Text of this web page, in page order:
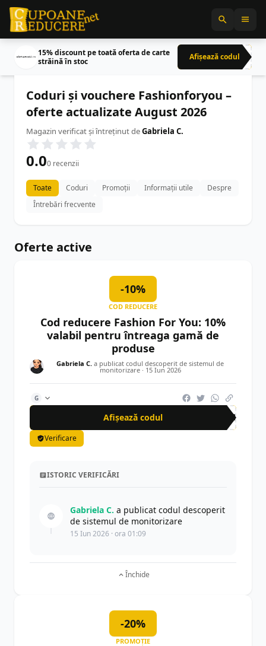
15% discount pe toată oferta de carte
străină în stoc
Afișează codulCRN
Coduri și vouchere Fashionforyou –
oferte actualizate August 2026
Magazin verificat și întreținut deGabriela C.
0.00 recenzii
Toate Coduri Promoții Informații utile
Despre
Întrebări frecvente
Oferte active
-10%
COD REDUCERE
Cod reducere Fashion For You: 10%
valabil pentru întreaga gamă de
produse
Gabriela C. a publicat codul descoperit de sistemul de
monitorizare · 15 Iun 2026
G
Afișează codul SPR
Verificare
ISTORIC VERIFICĂRI
Gabriela C. a publicat codul descoperit
de sistemul de monitorizare
15 Iun 2026 · ora 01:09
Închide
-20%
PROMOȚIE